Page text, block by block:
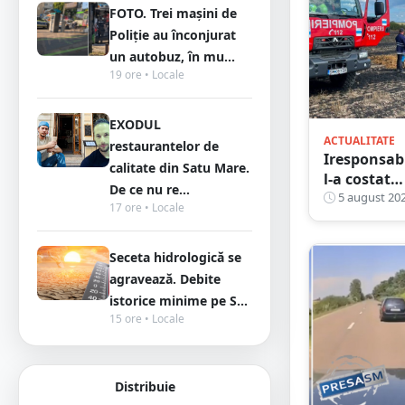
FOTO. Trei mașini de
Poliție au înconjurat
un autobuz, în mu...
19 ore • Locale
EXODUL
restaurantelor de
calitate din Satu Mare.
De ce nu re...
17 ore • Locale
Seceta hidrologică se
agravează. Debite
istorice minime pe S...
15 ore • Locale
Distribuie
ACTUALITATE
l-a costat
scump pe
Focul i-a
sub
La un pas
producă
majore
5 august